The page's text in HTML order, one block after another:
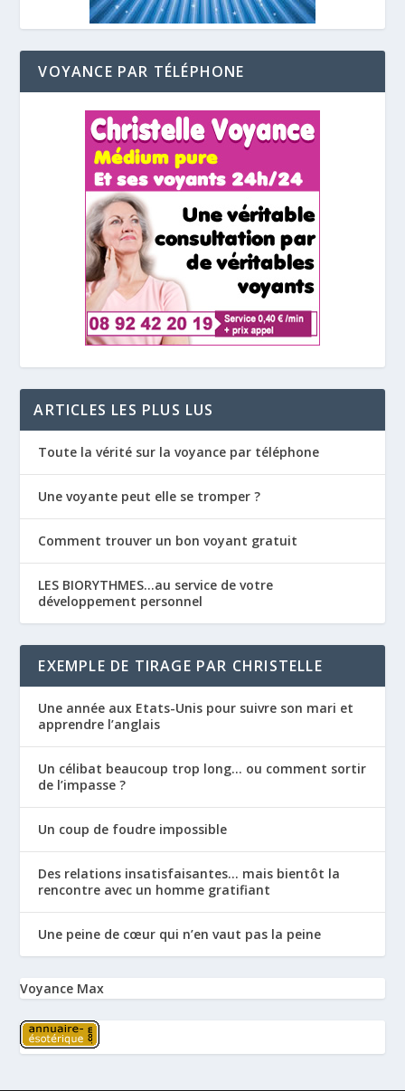
VOYANCE PAR TÉLÉPHONE
ARTICLES LES PLUS LUS
Toute la vérité sur la voyance par téléphone
Une voyante peut elle se tromper ?
Comment trouver un bon voyant gratuit
LES BIORYTHMES…au service de votre
développement personnel
EXEMPLE DE TIRAGE PAR CHRISTELLE
Une année aux Etats-Unis pour suivre son mari et
apprendre l’anglais
Un célibat beaucoup trop long… ou comment sortir
de l’impasse ?
Un coup de foudre impossible
Des relations insatisfaisantes… mais bientôt la
rencontre avec un homme gratifiant
Une peine de cœur qui n’en vaut pas la peine
Voyance Max